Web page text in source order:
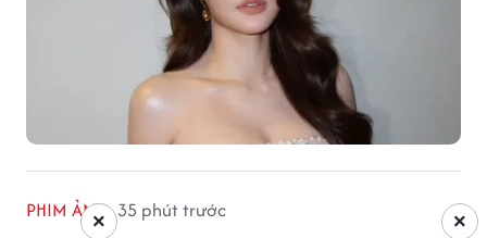
PHIM ẢNH 35 phút trước ×
×